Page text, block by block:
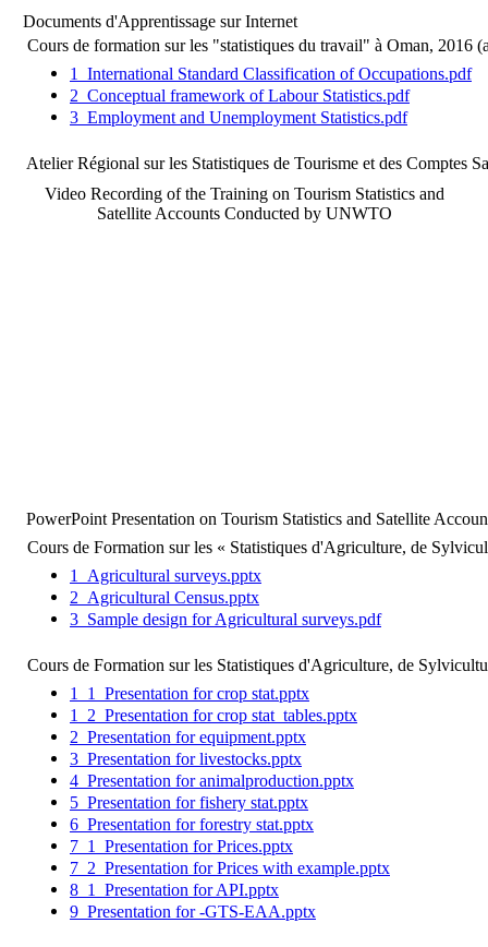
Documents d'Apprentissage sur Internet
Cours de formation sur les "statistiques du travail" à Oman, 2016
1_International Standard Classification of Occupations.pdf
2_Conceptual framework of Labour Statistics.pdf
3_Employment and Unemployment Statistics.pdf
Atelier Régional sur les Statistiques de Tourisme et des Comptes
Video Recording of the Training on Tourism Statistics and
Satellite Accounts Conducted by UNWTO
PowerPoint Presentation on Tourism Statistics and Satellite
Cours de Formation sur les « Statistiques d'Agriculture, de
1_Agricultural surveys.pptx
2_Agricultural Census.pptx
3_Sample design for Agricultural surveys.pdf
Cours de Formation sur les Statistiques d'Agriculture, de
1_1_Presentation for crop stat.pptx
1_2_Presentation for crop stat_tables.pptx
2_Presentation for equipment.pptx
3_Presentation for livestocks.pptx
4_Presentation for animalproduction.pptx
5_Presentation for fishery stat.pptx
6_Presentation for forestry stat.pptx
7_1_Presentation for Prices.pptx
7_2_Presentation for Prices with example.pptx
8_1_Presentation for API.pptx
9_Presentation for -GTS-EAA.pptx